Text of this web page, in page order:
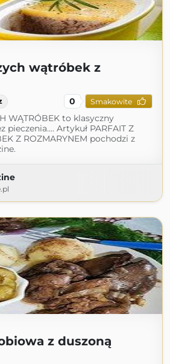
wątróbek z
0 Smakowite
WĄTRÓBEK to klasyczny
pieczenia.... Artykuł PARFAIT Z
Z ROZMARYNEM pochodzi z
z duszoną